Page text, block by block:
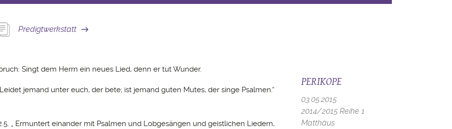
Predigtwerkstatt
Singt dem Herrn ein neues Lied, denn er tut Wunder.
jemand unter euch, der bete; ist jemand guten Mutes, der singe Psalmen.“
„ Ermuntert einander mit Psalmen und Lobgesängen und geistlichen Liedern,
PERIKOPE
03.05.2015
2014/2015 Reihe 1
Matthäus